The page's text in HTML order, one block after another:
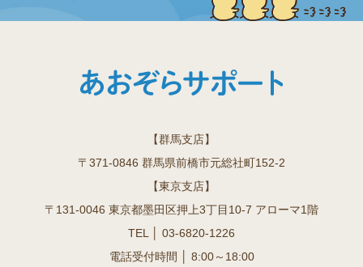
【群馬支店】
〒371-0846 群馬県前橋市元総社町152-2
【東京支店】
〒131-0046 東京都墨田区押上3丁目10-7 アローマ1階
TEL │ 03-6820-1226
電話受付時間 │ 8:00～18:00